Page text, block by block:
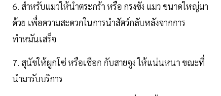
6. สำหรับแมวให้นำตระกร้า หรือ กรงขัง แมว ขนาดใหญ่มา
ด้วย เพื่อความสะดวกในการนำสัตว์กลับหลังจากการ
ทำหมันเสร็จ
7. สุนัขให้ผูกโซ่ หรือเชือก กับสายจูง ให้แน่นหนา ขณะที่
นำมารับบริการ